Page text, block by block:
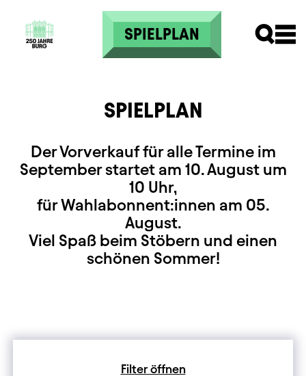
Direkt zum Inhalt
SPIELPLAN
SPIELPLAN
Der Vorverkauf für alle Termine im
September startet am 10. August um
10 Uhr,
für Wahlabonnent:innen am 05.
August.
Viel Spaß beim Stöbern und einen
schönen Sommer!
Filter öffnen